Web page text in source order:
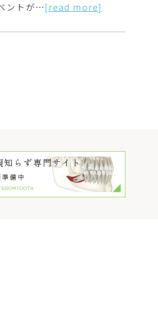
ントが…[read more]
知らず 専門サイト
備中